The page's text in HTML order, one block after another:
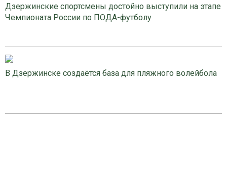
Дзержинские спортсмены достойно выступили на этапе
Чемпионата России по ПОДА-футболу
В Дзержинске создаётся база для пляжного волейбола